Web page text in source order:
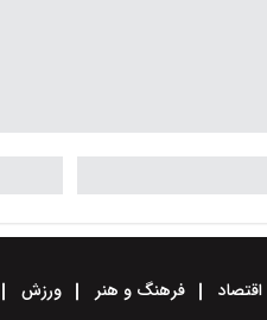
اقتصاد فرهنگ و هنر ورزش